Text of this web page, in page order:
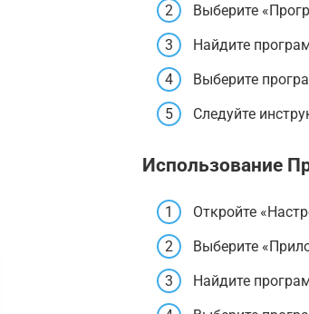
Выберите
Найдите
Выберите
Следуйте
Использование
Откройте
Выберите
Найдите